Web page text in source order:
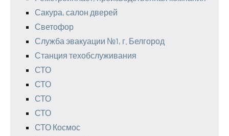
Сакура, салон дверей
Светофор
Служба эвакуации №1, г. Белгород
Станция техобслуживания
СТО
СТО
СТО
СТО
СТО Космос